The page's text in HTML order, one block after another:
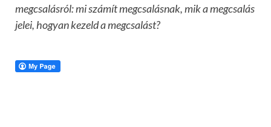
megcsalásról: mi számít megcsalásnak, mik a megcsalás
jelei, hogyan kezeld a megcsalást?